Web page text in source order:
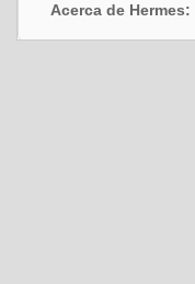
Acerca de Hermes: